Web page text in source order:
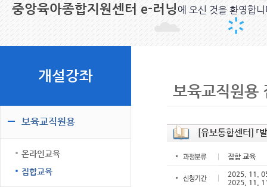
중앙육아종합지원센터 e-러닝 에 오신 것을 환영합
개설강좌
보육교직원용
온라인교육
집합교육
보육교직원용
[유보통합센터] 「
집합 교육
2025. 11.
2025. 11.